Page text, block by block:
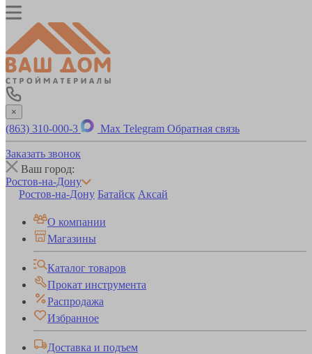
×
(863) 310-000-3 Max Telegram Обратная связь
Заказать звонок
Ваш город:
Ростов-на-Дону
Ростов-на-Дону Батайск Аксай
О компании
Магазины
Каталог товаров
Прокат инструмента
Распродажа
Избранное
Доставка и подъем